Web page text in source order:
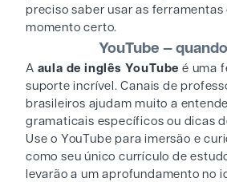
preciso saber usar as ferramentas
momento certo.
YouTube —
A aula de inglês YouTube é uma
suporte incrível. Canais de
brasileiros ajudam muito a
gramaticais específicos ou dicas
Use o YouTube para imersão e
como seu único currículo de
levarão a um aprofundamento no